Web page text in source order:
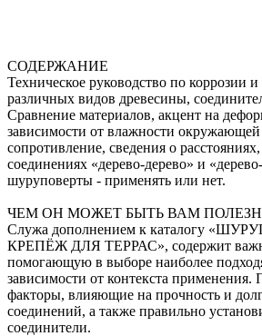
СОДЕРЖАНИЕ
Техническое руководство по коррозии
различных видов древесины,
Сравнение материалов, акцент на
зависимости от влажности окружающей
сопротивление, сведения о
соединениях «дерево-дерево» и
шуруповерты - применять или нет.
ЧЕМ ОН МОЖЕТ БЫТЬ ВАМ
Служа дополнением к каталогу
КРЕПЁЖ ДЛЯ ТЕРРАС», содержит
помогающую в выборе наиболее
зависимости от контекста применения.
факторы, влияющие на прочность и
соединений, а также правильно
соединители.